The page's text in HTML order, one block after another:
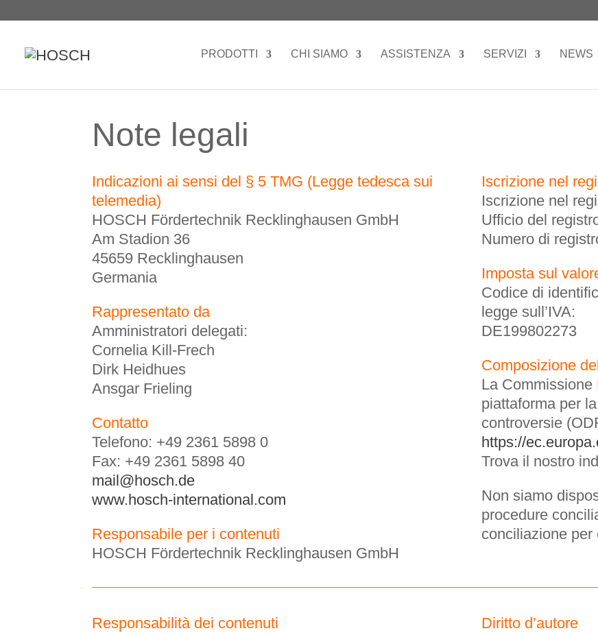
PRODOTTI CHI SIAMO ASSISTENZA SERVIZI NEWS
Note legali
Indicazioni ai sensi del § 5 TMG (Legge tedesca sui
telemedia)
HOSCH Fördertechnik Recklinghausen GmbH
Am Stadion 36
45659 Recklinghausen
Germania
Rappresentato da
Amministratori delegati:
Cornelia Kill-Frech
Dirk Heidhues
Ansgar Frieling
Contatto
Telefono: +49 2361 5898 0
Fax: +49 2361 5898 40
mail@hosch.de
www.hosch-international.com
Responsabile per i contenuti
HOSCH Fördertechnik Recklinghausen GmbH
Iscrizione nel
Iscrizione nel
Ufficio del
Numero di
Imposta sul
Codice di
legge sull’IVA:
DE199802273
Composizione
La
piattaforma per
controversie
https://
Trova il nostro
Non siamo
procedure
conciliazione per
Responsabilità dei contenuti
Diritto d’autore